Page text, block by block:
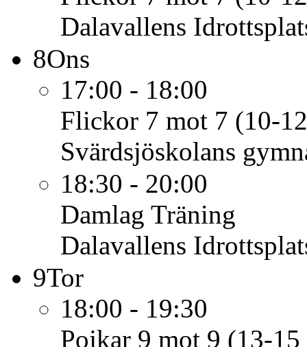
Dalavallens
8Ons
17:00 - 18:00
Flickor 7 mot 7 (10-
Svärdsjöskolans
18:30 - 20:00
Damlag Träning
Dalavallens
9Tor
18:00 - 19:30
Pojkar 9 mot 9 (13-15